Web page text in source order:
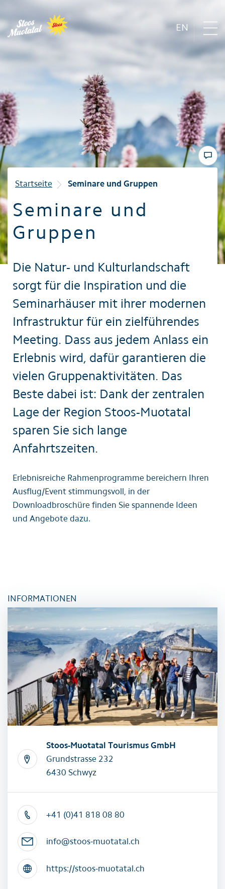
EN
Region
Bergbahnen
Sommer
Winter
Familie
Startseite Seminare und Gruppen
Seminare und
Gruppen
Die Natur- und Kulturlandschaft
sorgt für die Inspiration und die
Seminarhäuser mit ihrer modernen
Infrastruktur für ein zielführendes
Meeting. Dass aus jedem Anlass ein
Erlebnis wird, dafür garantieren die
vielen Gruppenaktivitäten. Das
Beste dabei ist: Dank der zentralen
Lage der Region Stoos-Muotatal
sparen Sie sich lange
Anfahrtszeiten.
Erlebnisreiche Rahmenprogramme bereichern Ihren
Ausflug/Event stimmungsvoll, in der
Downloadbroschüre finden Sie spannende Ideen
und Angebote dazu.
INFORMATIONEN
Stoos-Muotatal Tourismus GmbH
Grundstrasse 232
6430 Schwyz
+41 (0)41 818 08 80
info@stoos-muotatal.ch
https://stoos-muotatal.ch